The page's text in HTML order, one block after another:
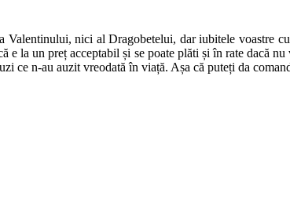
nici al Dragobetelui, dar iubitele voastre
e la un preț acceptabil și se poate plăti și în rate dacă
ce n-au auzit vreodată în viață. Așa că puteți da